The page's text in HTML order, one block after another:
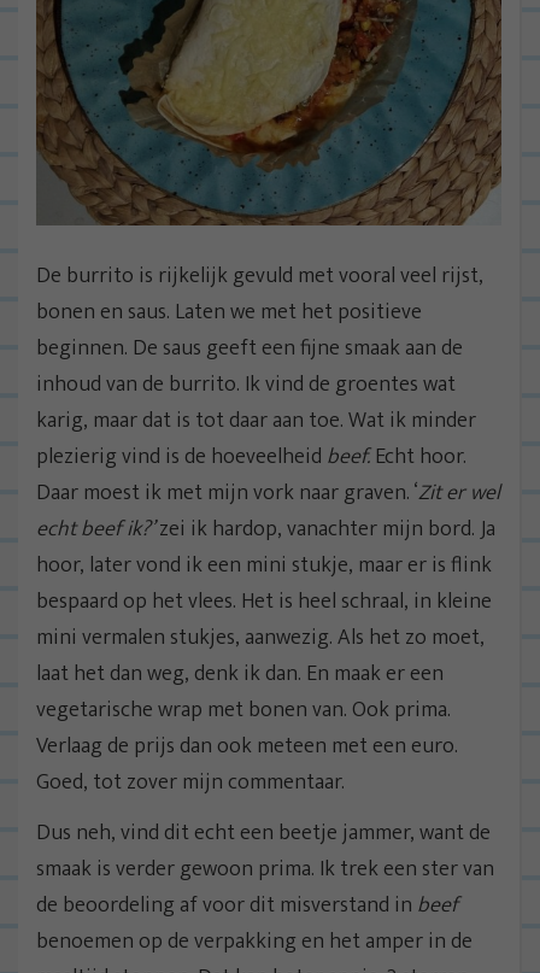
De burrito is rijkelijk gevuld met vooral veel rijst,
bonen en saus. Laten we met het positieve
beginnen. De saus geeft een fijne smaak aan de
inhoud van de burrito. Ik vind de groentes wat
karig, maar dat is tot daar aan toe. Wat ik minder
plezierig vind is de hoeveelheid beef.Echt hoor.
Daar moest ik met mijn vork naar graven. ‘Zit er wel
echt beef ik?’zei ik hardop, vanachter mijn bord. Ja
hoor, later vond ik een mini stukje, maar er is flink
bespaard op het vlees. Het is heel schraal, in kleine
mini vermalen stukjes, aanwezig. Als het zo moet,
laat het dan weg, denk ik dan. En maak er een
vegetarische wrap met bonen van. Ook prima.
Verlaag de prijs dan ook meteen met een euro.
Goed, tot zover mijn commentaar.
Dus neh, vind dit echt een beetje jammer, want de
smaak is verder gewoon prima. Ik trek een ster van
de beoordeling af voor dit misverstand in beef
benoemen op de verpakking en het amper in de